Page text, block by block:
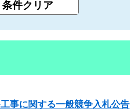
事に関する一般競争入札公告